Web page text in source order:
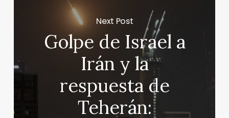
Next Post
Golpe de Israel a
Irán y la
respuesta de
Teherán: